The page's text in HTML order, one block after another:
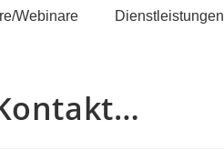
Webinare Dienstleistungen